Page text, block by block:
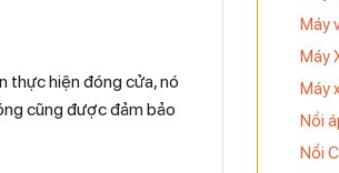
Máy
Máy
Máy
Nồi
Nồi
thực hiện đóng cửa, nó
cũng được đảm bảo